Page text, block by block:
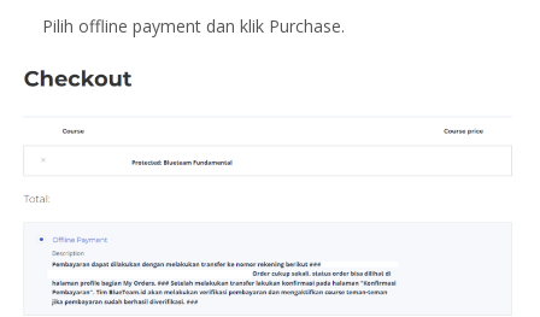
Pilih offline payment dan klik Purchase.